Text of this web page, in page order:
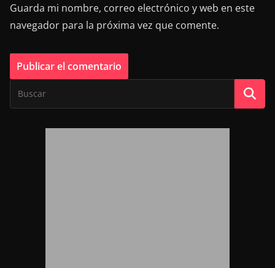
Guarda mi nombre, correo electrónico y web en este
navegador para la próxima vez que comente.